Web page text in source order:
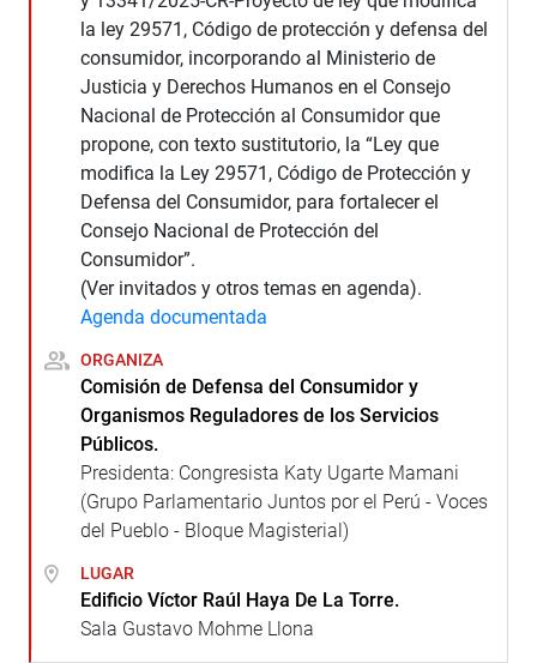
la ley 29571, Código de protección y defensa del
consumidor, incorporando al Ministerio de
Justicia y Derechos Humanos en el Consejo
Nacional de Protección al Consumidor que
propone, con texto sustitutorio, la “Ley que
modifica la Ley 29571, Código de Protección y
Defensa del Consumidor, para fortalecer el
Consejo Nacional de Protección del
Consumidor”.
(Ver invitados y otros temas en agenda).
Agenda documentada
ORGANIZA
Comisión de Defensa del Consumidor y
Organismos Reguladores de los Servicios
Públicos.
Presidenta: Congresista Katy Ugarte Mamani
(Grupo Parlamentario Juntos por el Perú - Voces
del Pueblo - Bloque Magisterial)
LUGAR
Edificio Víctor Raúl Haya De La Torre.
Sala Gustavo Mohme Llona